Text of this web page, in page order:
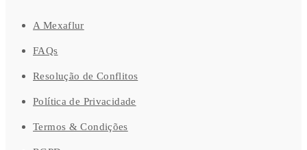
A Mexaflur
FAQs
Resolução de Conflitos
Política de Privacidade
Termos & Condições